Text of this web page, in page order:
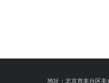
地址： 北京市丰台区丰